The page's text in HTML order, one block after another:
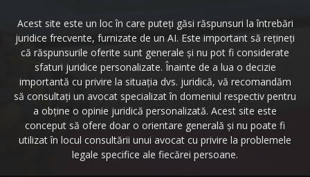
Acest site este un loc în care puteți găsi răspunsuri la întrebări
juridice frecvente, furnizate de un AI. Este important să rețineți
că răspunsurile oferite sunt generale și nu pot fi considerate
sfaturi juridice personalizate. Înainte de a lua o decizie
importantă cu privire la situația dvs. juridică, vă recomandăm
să consultați un avocat specializat în domeniul respectiv pentru
a obține o opinie juridică personalizată. Acest site este
conceput să ofere doar o orientare generală și nu poate fi
utilizat în locul consultării unui avocat cu privire la problemele
legale specifice ale fiecărei persoane.